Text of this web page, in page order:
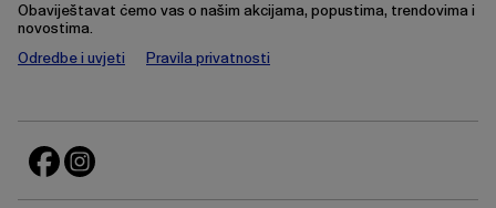
Obaviještavat ćemo vas o našim akcijama, popustima, trendovima i
novostima.
Odredbe i uvjeti
Pravila privatnosti